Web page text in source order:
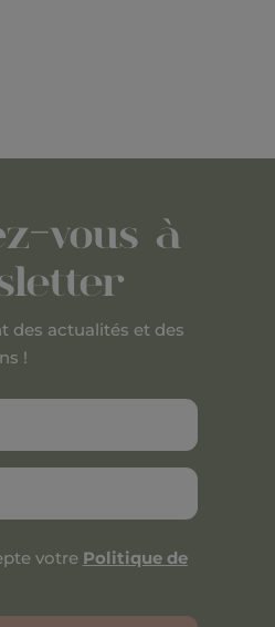
vous à
des actualités et des
!
votre Politique de